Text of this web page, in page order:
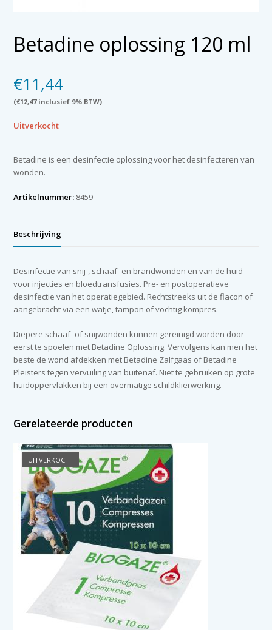
Betadine oplossing 120 ml
€11,44
(€12,47inclusief 9% BTW)
Uitverkocht
Betadine is een desinfectie oplossing voor het desinfecteren van
wonden.
Artikelnummer: 8459
Beschrijving
Desinfectie van snij-, schaaf- en brandwonden en van de huid
voor injecties en bloedtransfusies. Pre- en postoperatieve
desinfectie van het operatiegebied. Rechtstreeks uit de flacon of
aangebracht via een watje, tampon of vochtig kompres.
Diepere schaaf- of snijwonden kunnen gereinigd worden door
eerst te spoelen met Betadine Oplossing. Vervolgens kan men het
beste de wond afdekken met Betadine Zalfgaas of Betadine
Pleisters tegen vervuiling van buitenaf. Niet te gebruiken op grote
huidoppervlakken bij een overmatige schildklierwerking.
Gerelateerde producten
UITVERKOCHT